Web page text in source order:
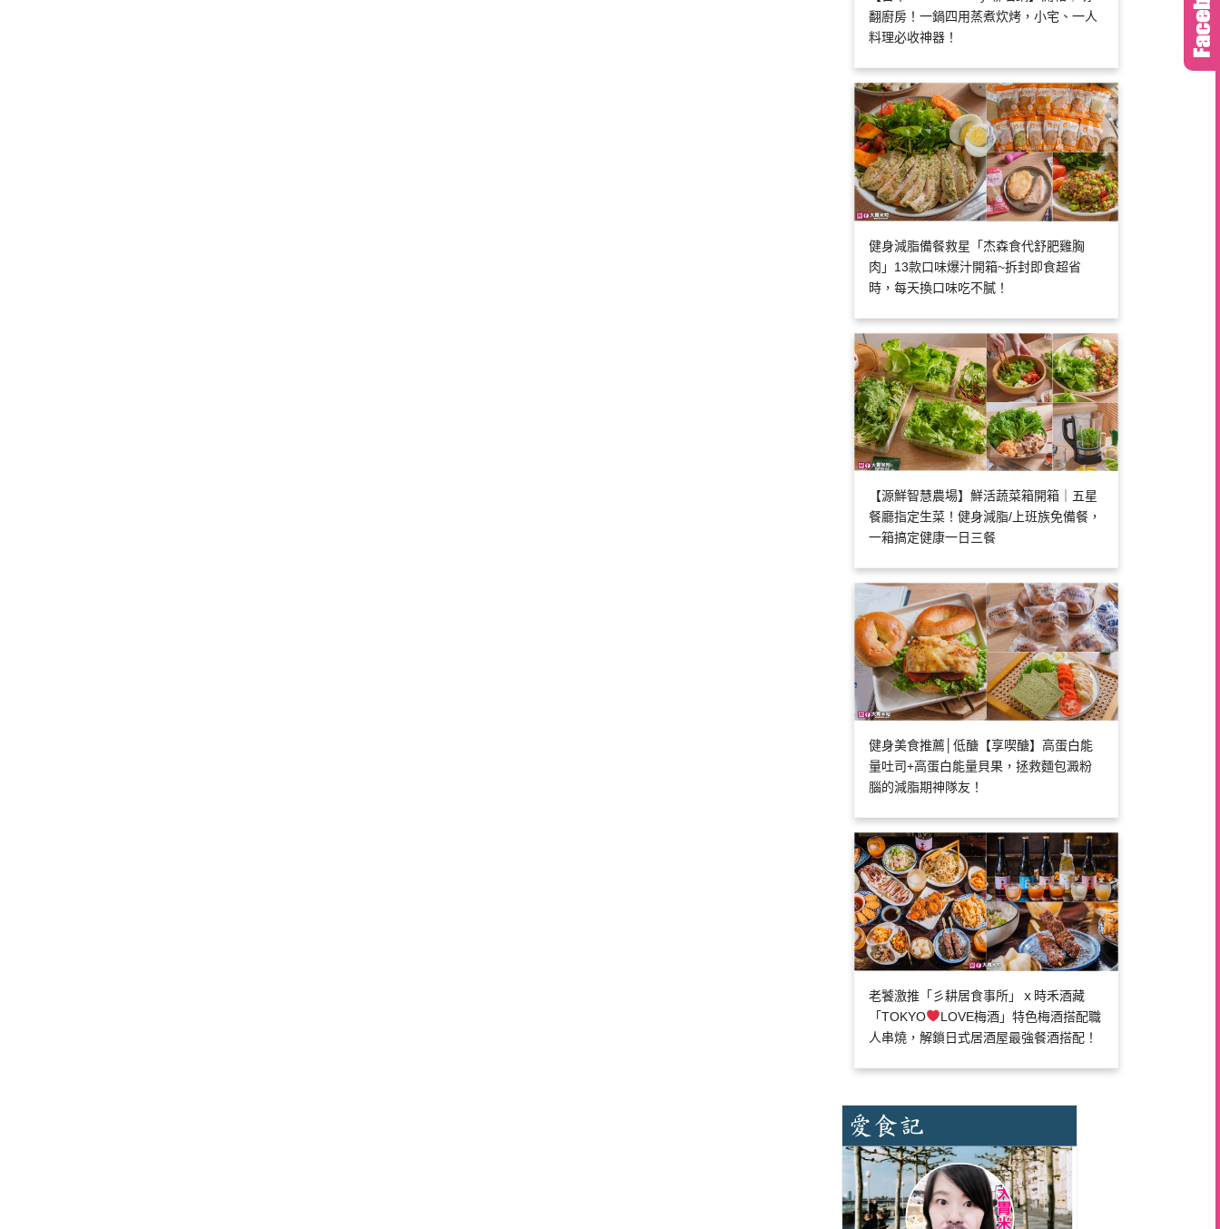
翻廚房！一鍋四用蒸煮炊烤，小宅、一人
料理必收神器！
健身減脂備餐救星「杰森食代舒肥雞胸
肉」13款口味爆汁開箱~拆封即食超省
時，每天換口味吃不膩！
【源鮮智慧農場】鮮活蔬菜箱開箱｜五星
餐廳指定生菜！健身減脂/上班族免備餐，
一箱搞定健康一日三餐
健身美食推薦│低醣【享喫醣】高蛋白能
量吐司+高蛋白能量貝果，拯救麵包澱粉
腦的減脂期神隊友！
老饕激推「彡耕居食事所」ｘ時禾酒藏
「TOKYO
LOVE梅酒」特色梅酒搭配職
人串燒，解鎖日式居酒屋最強餐酒搭配！